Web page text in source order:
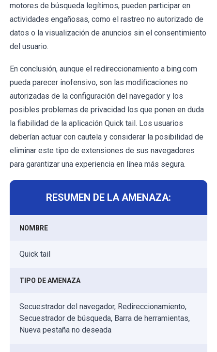
motores de búsqueda legítimos, pueden participar en
actividades engañosas, como el rastreo no autorizado de
datos o la visualización de anuncios sin el consentimiento
del usuario.
En conclusión, aunque el redireccionamiento a bing.com
pueda parecer inofensivo, son las modificaciones no
autorizadas de la configuración del navegador y los
posibles problemas de privacidad los que ponen en duda
la fiabilidad de la aplicación Quick tail. Los usuarios
deberían actuar con cautela y considerar la posibilidad de
eliminar este tipo de extensiones de sus navegadores
para garantizar una experiencia en línea más segura.
RESUMEN DE LA AMENAZA:
NOMBRE
Quick tail
TIPO DE AMENAZA
Secuestrador del navegador, Redireccionamiento,
Secuestrador de búsqueda, Barra de herramientas,
Nueva pestaña no deseada